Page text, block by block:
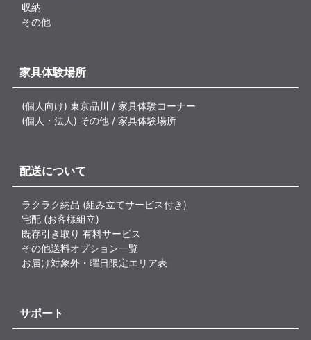
収納
その他
家具体験場所
(個人向け) 東京品川 / 家具体験コーナー
(個人・法人) その他 / 家具体験場所
配送について
ラクラク納品 (組み立てサービス付き)
宅配 (お客様組立)
既存引き取り 有料サービス
その他送料オプション一覧
お届け対象外・曜日限定エリア表
サポート